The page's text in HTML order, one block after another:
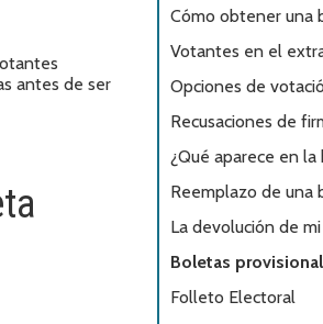
antes de ser
Cómo obtener una
Votantes en el
federal
Opciones de
Recusaciones de
¿Qué aparece en la
Reemplazo de una
La devolución de
Boletas
Folleto Electoral